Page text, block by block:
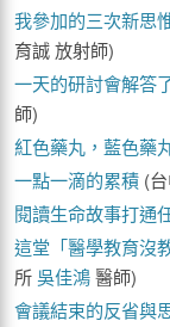
我參加的三次新思
育誠 放射師)
一天的研討會解答
師)
紅色藥丸，藍色藥
一點一滴的累積 (
閱讀生命故事打通
這堂「醫學教育沒
所吳佳鴻醫師)
會議結束的反省與